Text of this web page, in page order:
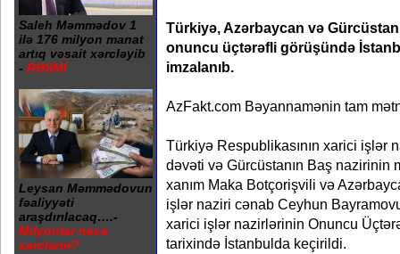
Saleh Məmmədov 1
ilə 176 milyon manat
artıq vəsait xərcləyib
- RƏSMİ
Leysan Məmmədovun
fəaliyyəti
araşdırılacaq….-
Milyonlar necə
xərclənir?
Türkiyə, Azərbaycan və
onuncu üçtərəfli görüşündə
imzalanıb.
AzFakt.com Bəyannamənin tam
Türkiyə Respublikasının xarici işlər
dəvəti və Gürcüstanın Baş nazirinin
xanım Maka Botçorişvili və
işlər naziri cənab Ceyhun
xarici işlər nazirlərinin Onuncu
tarixində İstanbulda keçirildi.